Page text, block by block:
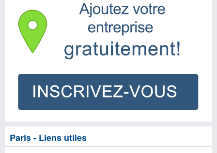
Paris - Liens utiles